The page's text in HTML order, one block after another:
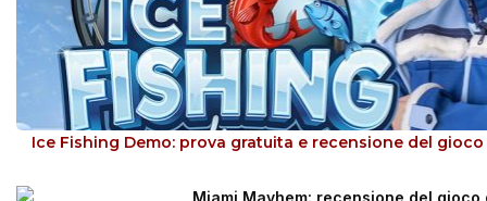
Ice Fishing Demo: prova gratuita e recensione del gioco